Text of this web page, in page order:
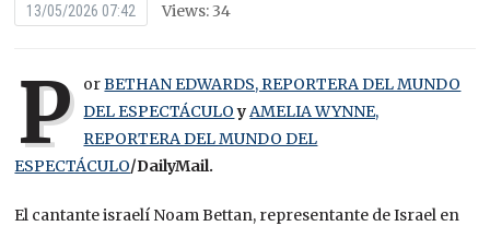
13/05/2026 07:42 Views: 34
P orBETHAN EDWARDS, REPORTERA DEL MUNDO
DEL ESPECTÁCULOyAMELIA WYNNE,
REPORTERA DEL MUNDO DEL
ESPECTÁCULO/DailyMail.
El cantante israelí Noam Bettan, representante de Israel en